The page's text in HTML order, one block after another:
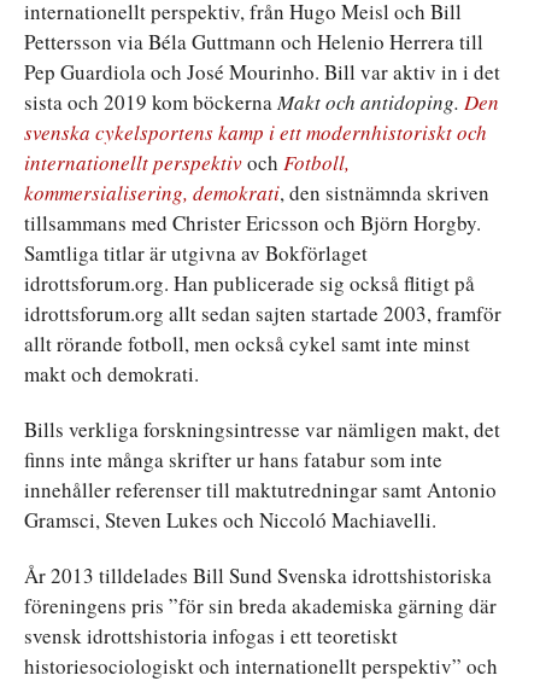
internationellt perspektiv, från Hugo Meisl och Bill
Pettersson via Béla Guttmann och Helenio Herrera till
Pep Guardiola och José Mourinho. Bill var aktiv in i det
sista och 2019 kom böckernaMakt och antidoping. Den
svenska cykelsportens kamp i ett modernhistoriskt och
internationellt perspektivoch Fotboll,
kommersialisering, demokrati, den sistnämnda skriven
tillsammans med Christer Ericsson och Björn Horgby.
Samtliga titlar är utgivna av Bokförlaget
idrottsforum.org. Han publicerade sig också flitigt på
idrottsforum.org allt sedan sajten startade 2003, framför
allt rörande fotboll, men också cykel samt inte minst
makt och demokrati.
Bills verkliga forskningsintresse var nämligen makt, det
finns inte många skrifter ur hans fatabur som inte
innehåller referenser till maktutredningar samt Antonio
Gramsci, Steven Lukes och Niccoló Machiavelli.
År 2013 tilldelades Bill Sund Svenska idrottshistoriska
föreningens pris ”för sin breda akademiska gärning där
svensk idrottshistoria infogas i ett teoretiskt
historiesociologiskt och internationellt perspektiv” och